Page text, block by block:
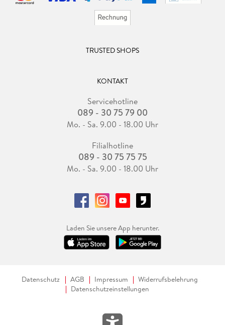
TRUSTED SHOPS
KONTAKT
Servicehotline
089 - 30 75 79 00
Mo. - Sa. 9.00 - 18.00 Uhr
Filialhotline
089 - 30 75 75 75
Mo. - Sa. 9.00 - 18.00 Uhr
Laden Sie unsere App herunter.
Datenschutz AGB Impressum
Widerrufsbelehrung
Datenschutzeinstellungen